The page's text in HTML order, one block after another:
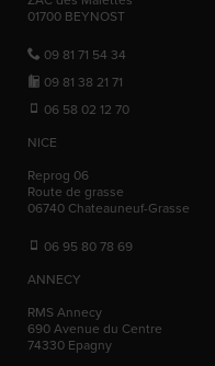
01700 BEYNOST
09 81 71 54 34
09 81 38 21 71
06 58 02 12 70
NICE
Reprog 06
Route de grasse
06740 Chateauneuf-Grasse
06 95 80 78 69
ANNECY
RMS Annecy
690 Avenue du Centre
74330 Epagny